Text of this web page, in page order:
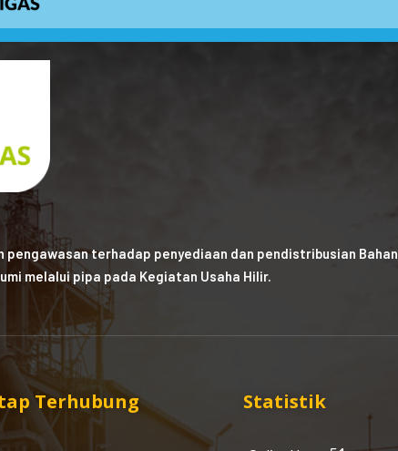
terhadap penyediaan dan pendistribusian Bahan
melalui pipa pada Kegiatan Usaha Hilir.
Terhubung Statistik